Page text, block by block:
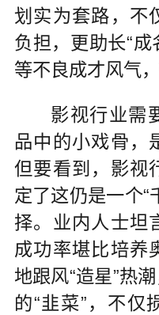
划实为套路，不
负担，更助长“成
等不良成才风气
影视行业需
品中的小戏骨，
但要看到，影视
定了这仍是一个“
择。业内人士坦
成功率堪比培养
地跟风“造星”热
的“韭菜”，不仅